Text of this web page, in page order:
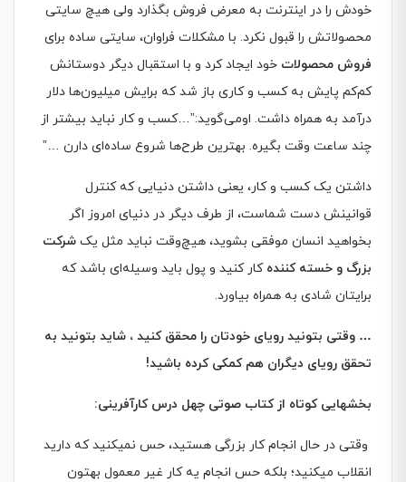
خودش را در اینترنت به معرض فروش بگذارد ولی هیچ سایتی
محصولاتش را قبول نکرد. با مشکلات فراوان، سایتی ساده برای
فروش محصولات خود ایجاد کرد و با استقبال دیگر دوستانش
کم‌کم پایش به کسب‌ و‌ کاری باز شد که برایش میلیون‌ها دلار
درآمد به همراه داشت. اومی‌گوید:”…کسب‌ و کار نباید بیشتر از
چند ساعت وقت بگیره. بهترین طرح‌ها شروع ساده‌ای دارن …”
داشتن یک کسب و کار، یعنی داشتن دنیایی که کنترل
قوانینش دست شماست، از طرف دیگر در دنیای امروز اگر
بخواهید انسان موفقی بشوید، هیچ‌وقت نباید مثل یک شرکت
بزرگ و خسته کننده کار کنید و پول باید وسیله‌ای باشد که
برایتان شادی به همراه بیاورد.
… وقتی بتونید رویای خودتان را محقق کنید ، شاید بتونید به
تحقق رویای دیگران هم کمکی کرده باشید!
بخشهایی کوتاه از کتاب صوتی چهل درس کارآفرینی:
وقتی در حال انجام کار بزرگی هستید، حس نمیکنید که دارید
انقلاب میکنید؛ بلکه حس انجام یه کار غیر معمول بهتون